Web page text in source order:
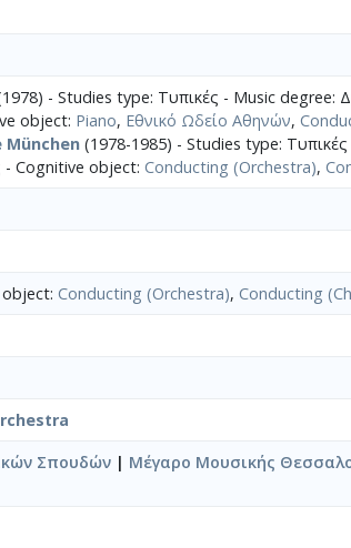
- Studies type: Τυπικές - Music degree:
object: Piano, Εθνικό Ωδείο Αθηνών,
München (1978-1985) - Studies type:
- Cognitive object: Conducting (Orchestra),
Conducting (Orchestra), Conducting
Σπουδών | Μέγαρο Μουσικής